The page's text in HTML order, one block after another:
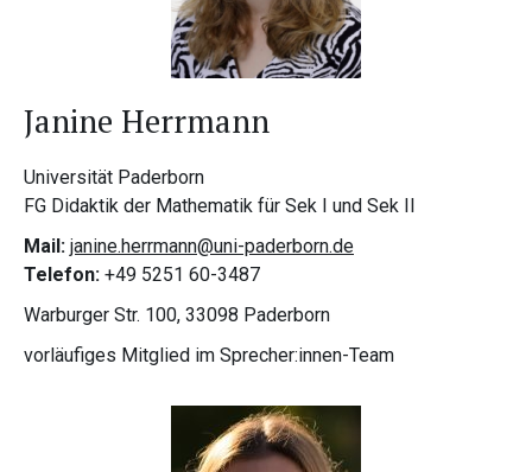
Janine Herrmann
Universität Paderborn
FG Didaktik der Mathematik für Sek I und Sek II
Mail: janine.herrmann@uni-paderborn.de
Telefon: +49 5251 60-3487
Warburger Str. 100, 33098 Paderborn
vorläufiges Mitglied im Sprecher:innen-Team